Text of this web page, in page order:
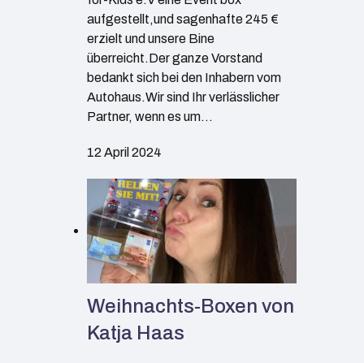
aufgestellt,und sagenhafte 245 €
erzielt und unsere Bine
überreicht.Der ganze Vorstand
bedankt sich bei den Inhabern vom
Autohaus.Wir sind Ihr verlässlicher
Partner, wenn es um…
12 April 2024
Weihnachts-Boxen von
Katja Haas